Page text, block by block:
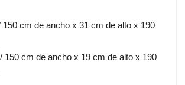
150 cm de ancho x 31 cm de alto x 190
150 cm de ancho x 19 cm de alto x 190